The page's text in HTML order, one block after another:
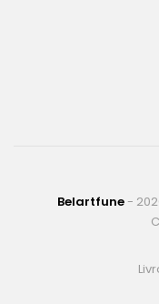
Belartfune -